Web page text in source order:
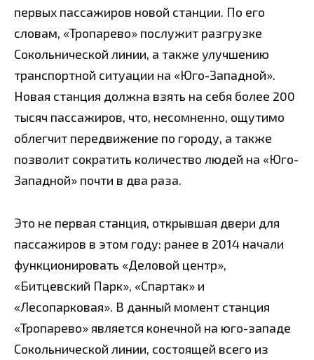
первых пассажиров новой станции. По его
словам, «Тропарево» послужит разгрузке
Сокольнической линии, а также улучшению
транспортной ситуации на «Юго-Западной».
Новая станция должна взять на себя более 200
тысяч пассажиров, что, несомненно, ощутимо
облегчит передвижение по городу, а также
позволит сократить количество людей на «Юго-
Западной» почти в два раза.
Это не первая станция, открывшая двери для
пассажиров в этом году: ранее в 2014 начали
функционировать «Деловой центр»,
«Битцевский Парк», «Спартак» и
«Лесопарковая». В данный момент станция
«Тропарево» является конечной на юго-западе
Сокольнической линии, состоящей всего из